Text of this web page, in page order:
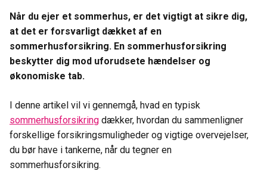
Når du ejer et sommerhus, er det vigtigt at sikre dig,
at det er forsvarligt dækket af en
sommerhusforsikring. En sommerhusforsikring
beskytter dig mod uforudsete hændelser og
økonomiske tab.
I denne artikel vil vi gennemgå, hvad en typisk
sommerhusforsikring dækker, hvordan du sammenligner
forskellige forsikringsmuligheder og vigtige overvejelser,
du bør have i tankerne, når du tegner en
sommerhusforsikring.